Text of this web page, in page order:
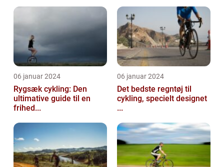
06 januar 2024
Rygsæk cykling: Den
ultimative guide til en
frihed...
06 januar 2024
Det bedste regntøj til
cykling, specielt designet
...